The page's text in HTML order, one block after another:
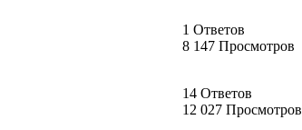
1 Ответов
8 147 Просмотров
14 Ответов
12 027 Просмотров